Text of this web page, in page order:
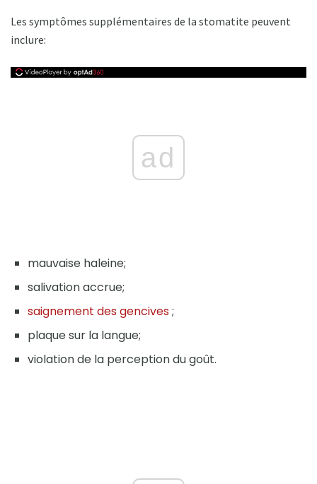
Les symptômes supplémentaires de la stomatite peuvent
inclure:
ad
mauvaise haleine;
salivation accrue;
saignement des gencives;
plaque sur la langue;
violation de la perception du goût.